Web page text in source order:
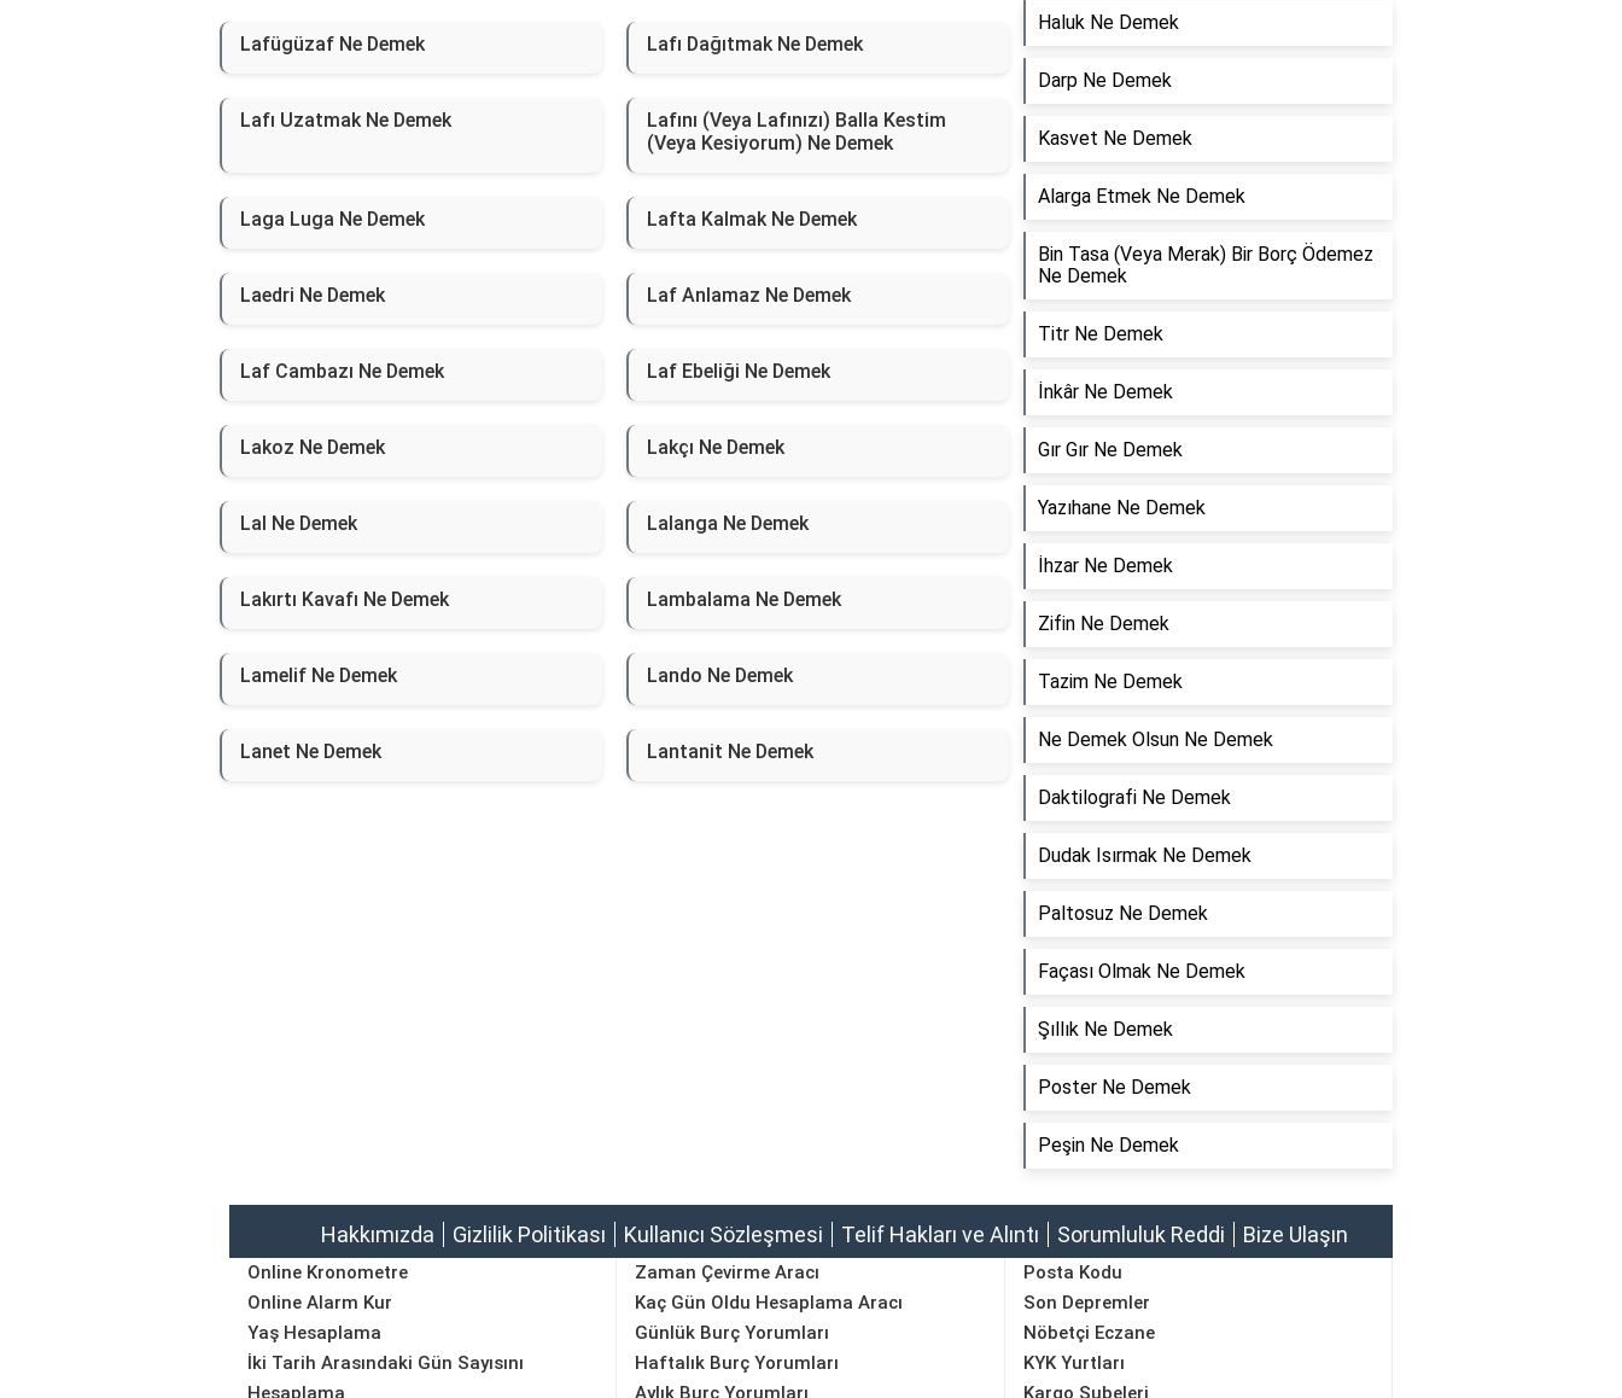
Lafügüzaf Ne Demek Lafı Dağıtmak Ne Demek
Lafı Uzatmak Ne Demek
Lafını (Veya Lafınızı) Balla Kestim
(Veya Kesiyorum) Ne Demek
Laga Luga Ne Demek Lafta Kalmak Ne Demek
Laedri Ne Demek Laf Anlamaz Ne Demek
Laf Cambazı Ne Demek Laf Ebeliği Ne Demek
Lakoz Ne Demek Lakçı Ne Demek
Lal Ne Demek Lalanga Ne Demek
Lakırtı Kavafı Ne Demek Lambalama Ne Demek
Lamelif Ne Demek Lando Ne Demek
Lanet Ne Demek Lantanit Ne Demek
Haluk Ne Demek
Darp Ne Demek
Kasvet Ne Demek
Alarga Etmek Ne Demek
Bin Tasa (Veya Merak) Bir Borç Ödemez
Ne Demek
Titr Ne Demek
İnkâr Ne Demek
Gır Gır Ne Demek
Yazıhane Ne Demek
İhzar Ne Demek
Zifin Ne Demek
Tazim Ne Demek
Ne Demek Olsun Ne Demek
Daktilografi Ne Demek
Dudak Isırmak Ne Demek
Paltosuz Ne Demek
Façası Olmak Ne Demek
Şıllık Ne Demek
Poster Ne Demek
Peşin Ne Demek
Hakkımızda Gizlilik Politikası Kullanıcı Sözleşmesi Telif Hakları ve Alıntı Sorumluluk Reddi Bize Ulaşın
Online Kronometre
Online Alarm Kur
Yaş Hesaplama
İki Tarih Arasındaki Gün Sayısını
Hesaplama
Zaman Çevirme Aracı
Kaç Gün Oldu Hesaplama Aracı
Günlük Burç Yorumları
Haftalık Burç Yorumları
Aylık Burç Yorumları
Posta Kodu
Son Depremler
Nöbetçi Eczane
KYK Yurtları
Kargo Şubeleri